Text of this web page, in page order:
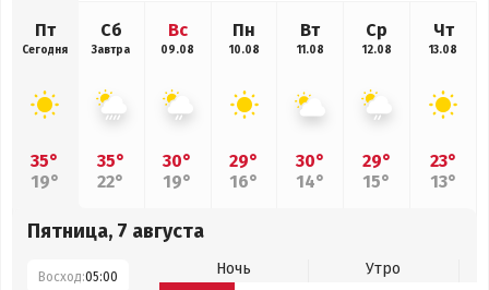
Пт
Сегодня
35°
19°
Сб
Завтра
35°
22°
Вс
09.08
30°
19°
Пн
10.08
29°
16°
Вт
11.08
30°
14°
Ср
12.08
29°
15°
Чт
13.08
23°
13°
Пятница, 7 августа
Восход:05:00 Ночь
Утро